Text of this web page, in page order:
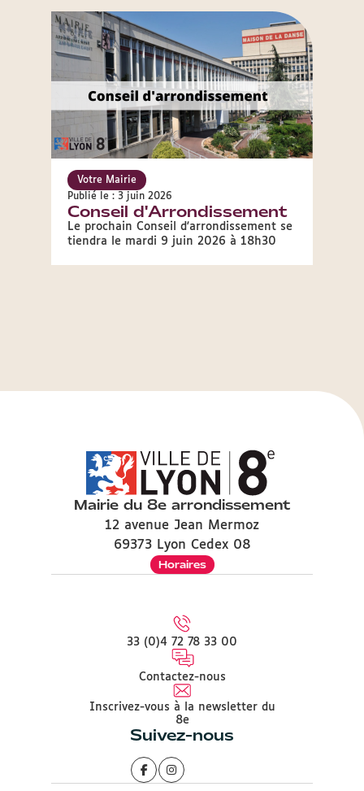
Votre Mairie
Publié le : 3 juin 2026
Conseil d'Arrondissement
Le prochain Conseil d'arrondissement se
tiendra le mardi 9 juin 2026 à 18h30
Mairie du 8e arrondissement
12 avenue Jean Mermoz
69373 Lyon Cedex 08
Horaires
33 (0)4 72 78 33 00
Contactez-nous
Inscrivez-vous à la newsletter du
8e
Suivez-nous